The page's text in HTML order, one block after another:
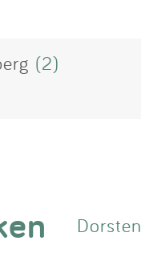
(2)
Dorsten